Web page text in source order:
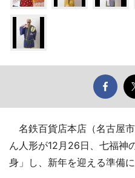
名鉄百貨店本店（名古屋
ん人形が12月26日、七福神
身」し、新年を迎える準備に